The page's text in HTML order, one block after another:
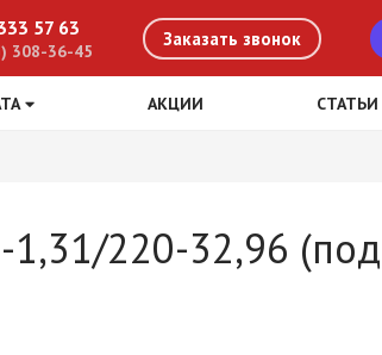
57 63
308-36-45
Заказать звонок
АКЦИИ СТАТЬИ
220-32,96